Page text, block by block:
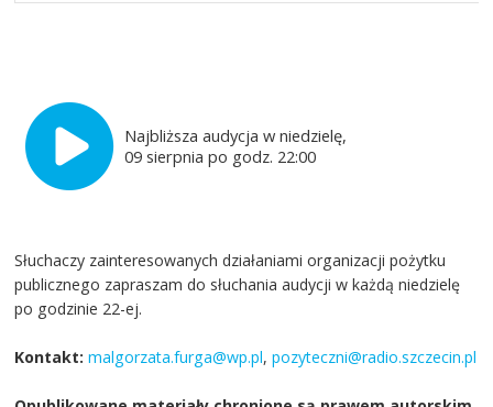
Najbliższa audycja w niedzielę,
09 sierpnia po godz. 22:00
Słuchaczy zainteresowanych działaniami organizacji pożytku
publicznego zapraszam do słuchania audycji w każdą niedzielę
po godzinie 22-ej.
Kontakt: malgorzata.furga@wp.pl,pozyteczni@radio.szczecin.pl